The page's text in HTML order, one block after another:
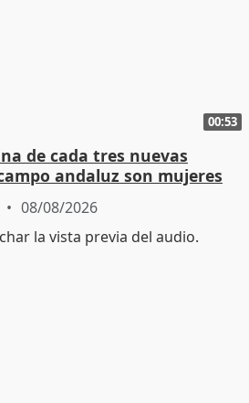
00:53
de cada tres nuevas
andaluz son mujeres
08/08/2026